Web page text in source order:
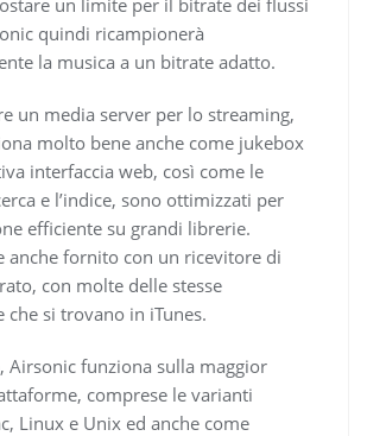
quindi ricampionerà
la musica a un bitrate adatto.
un media server per lo streaming,
molto bene anche come jukebox
interfaccia web, così come le
e l’indice, sono ottimizzati per
efficiente su grandi librerie.
anche fornito con un ricevitore di
con molte delle stesse
che si trovano in iTunes.
Airsonic funziona sulla maggior
comprese le varianti
Linux e Unix ed anche come